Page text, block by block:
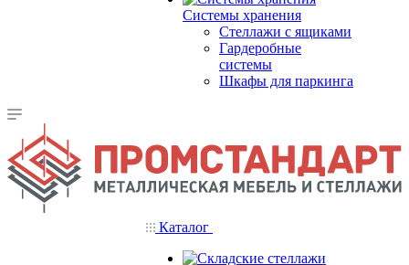
Системы хранения
Стеллажи с ящиками
Гардеробные
системы
Шкафы для паркинга
Каталог